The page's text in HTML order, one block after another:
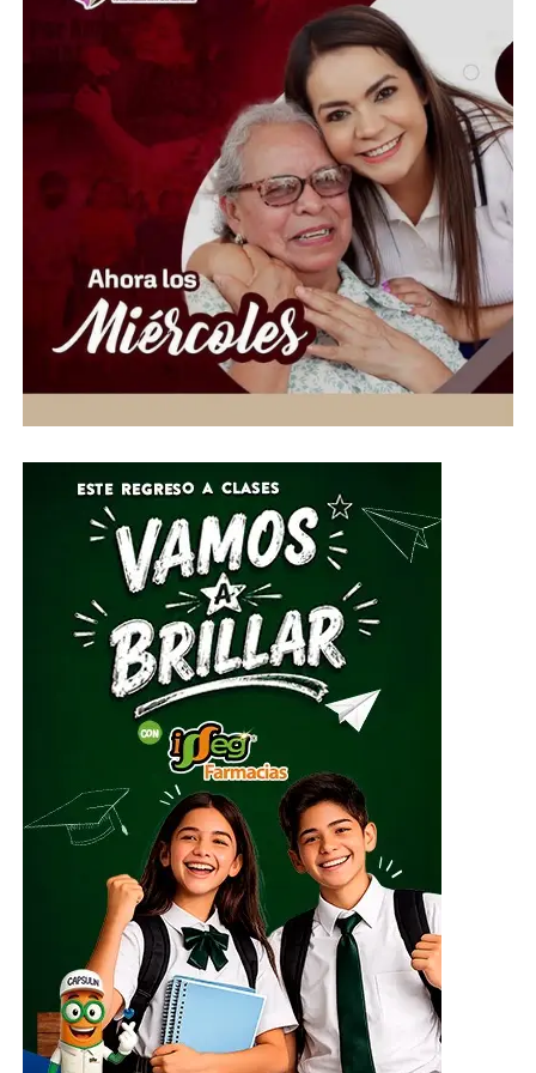
los magnicidios más emblemáticos de la historia reciente
de México. Durante décadas ha estado rodeado de
teorías e investigaciones, aunque Mario Aburto
Martínez continúa siendo el único sentenciado como
autor material del crimen.